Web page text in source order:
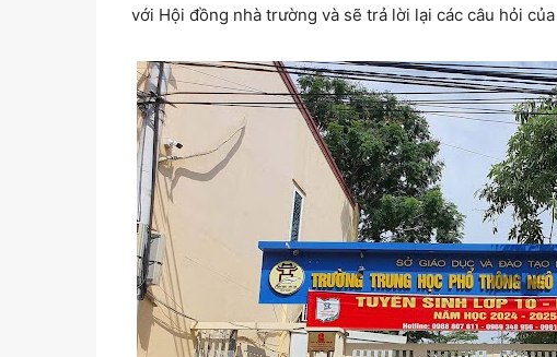
với Hội đồng nhà trường và sẽ trả lời lại các câu hỏi